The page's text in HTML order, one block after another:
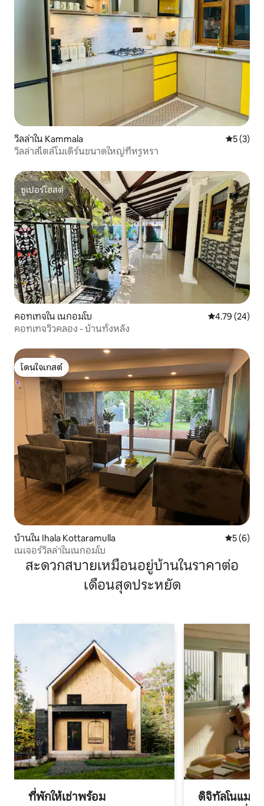
วิลล่าใน Kammala คะแนนเฉ
5 (3)
วิลล่าสไตล์โมเดิร์นขนาดใหญ่ที่หรูหรา
ซูเปอร์โฮสต์
ซูเปอร์โฮสต์
คอทเทจใน เนกอมโบ คะแนนเฉลี่ย
4.79 (24)
คอทเทจวิวคลอง - บ้านทั้งหลัง
โดนใจเกสต์
โดนใจเกสต์
บ้านใน Ihala Kottaramulla คะแนนเฉ
5 (6)
เนเจอร์วิลล่าในเนกอมโบ
สะดวกสบายเหมือนอยู่บ้านในราคาต่อ
เดือนสุดประหยัด
ที่พักให้เช่าพร้อม
ดิจิทัลโนแมด